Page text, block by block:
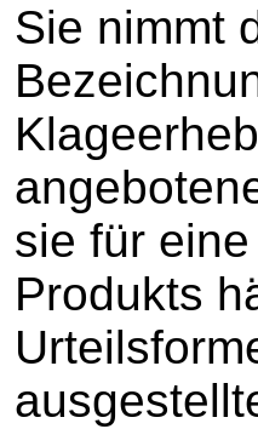
Sie nimmt
sie für
Produkts